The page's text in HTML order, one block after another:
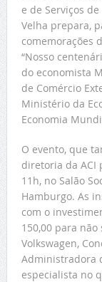
e de Serviços
Velha prepara,
comemorações
“Nosso
do economista
de Comércio
Ministério da
Economia
O evento, que
diretoria da ACI
11h, no Salão
Hamburgo. As
com o
150,00 para
Volkswagen,
Administradora
especialista no